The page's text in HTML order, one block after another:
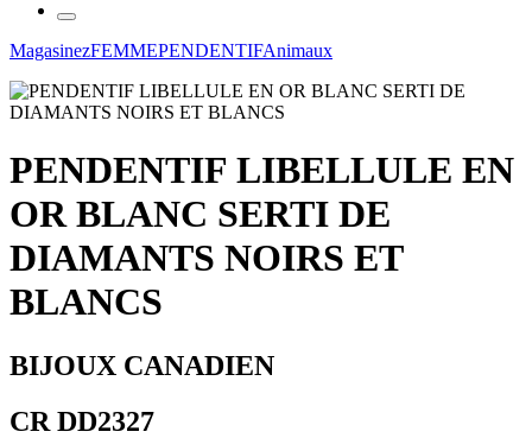
MagasinezFEMMEPENDENTIFAnimaux
PENDENTIF LIBELLULE EN
OR BLANC SERTI DE
DIAMANTS NOIRS ET
BLANCS
BIJOUX CANADIEN
CR DD2327